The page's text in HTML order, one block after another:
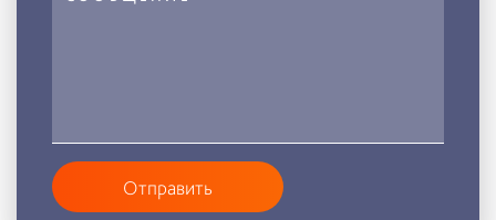
Отправить